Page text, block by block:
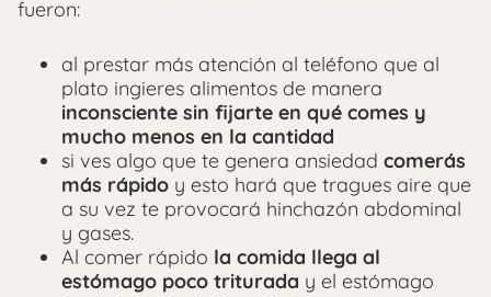
fueron:
al prestar más atención al teléfono que al
plato ingieres alimentos de manera
inconsciente sin fijarte en qué comes y
mucho menos en la cantidad
si ves algo que te genera ansiedad comerás
más rápido y esto hará que tragues aire que
a su vez te provocará hinchazón abdominal
y gases.
Al comer rápido la comida llega al
estómago poco triturada y el estómago